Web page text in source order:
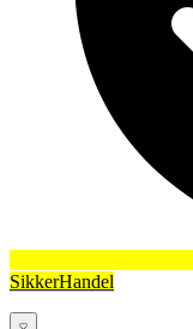
SikkerHandel